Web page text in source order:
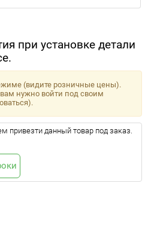
при установке детали
(видите розничные цены).
нужно войти под своим
привезти данный товар под заказ.